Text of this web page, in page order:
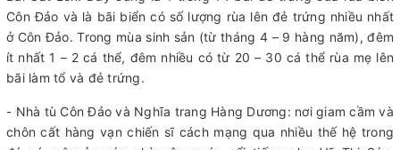
Côn Đảo và là bãi biển có số lượng rùa lên đẻ trứng nhiều nhất
ở Côn Đảo. Trong mùa sinh sản (từ tháng 4 – 9 hàng năm), đêm
ít nhất 1 – 2 cá thể, đêm nhiều có từ 20 – 30 cá thể rùa mẹ lên
bãi làm tổ và đẻ trứng.
- Nhà tù Côn Đảo và Nghĩa trang Hàng Dương: nơi giam cầm và
chôn cất hàng vạn chiến sĩ cách mạng qua nhiều thế hệ trong